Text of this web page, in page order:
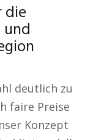
die
deutlich zu
faire Preise
Konzept